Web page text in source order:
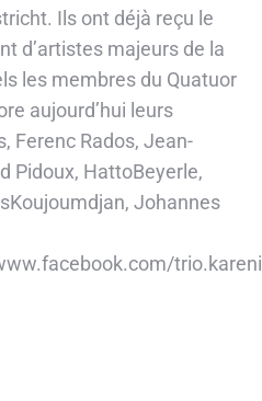
Ils ont déjà reçu le
d’artistes majeurs de la
les membres du Quatuor
aujourd’hui leurs
Ferenc Rados, Jean-
Pidoux, HattoBeyerle,
Johannes